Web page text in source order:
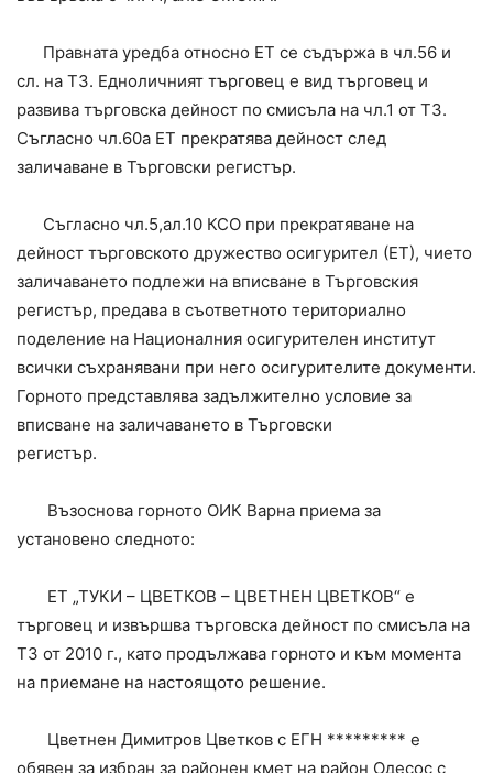
Правната уредба относно ЕТ се съдържа в чл.56 и
сл. на ТЗ. Едноличният търговец е вид търговец и
развива търговска дейност по смисъла на чл.1 от ТЗ.
Съгласно чл.60а ЕТ прекратява дейност след
заличаване в Търговски регистър.
Съгласно чл.5,ал.10 КСО при прекратяване на
дейност търговското дружество осигурител (ЕТ), чието
заличаването подлежи на вписване в Търговския
регистър, предава в съответното териториално
поделение на Националния осигурителен институт
всички съхранявани при него осигурителите документи.
Горното представлява задължително условие за
вписване на заличаването в Търговски
регистър.
Възоснова горното ОИК Варна приема за
установено следното:
ЕТ „ТУКИ – ЦВЕТКОВ – ЦВЕТНЕН ЦВЕТКОВ“ е
търговец и извършва търговска дейност по смисъла на
ТЗ от 2010 г., като продължава горното и към момента
на приемане на настоящото решение.
Цветнен Димитров Цветков с ЕГН ********* е
обявен за избран за районен кмет на район Одесос с